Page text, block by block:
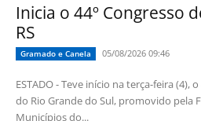
Inicia o 44º Congresso
RS
Gramado e Canela 05/08/2026 09:46
ESTADO - Teve início na terça-feira (4),
do Rio Grande do Sul, promovido pela
Municípios do...